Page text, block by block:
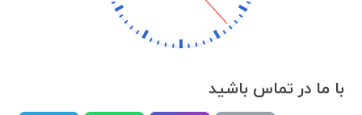
با ما در تماس باشید